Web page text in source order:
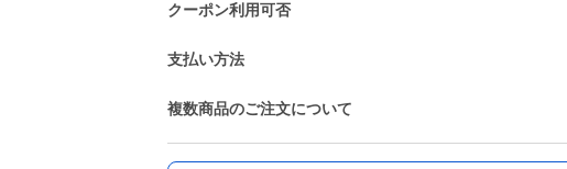
クーポン利用可否
支払い方法
複数商品のご注文について